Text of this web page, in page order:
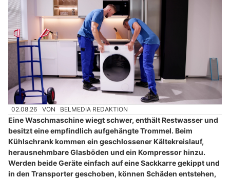
02.08.26 VON BELMEDIA REDAKTION
Eine Waschmaschine wiegt schwer, enthält Restwasser und
besitzt eine empfindlich aufgehängte Trommel. Beim
Kühlschrank kommen ein geschlossener Kältekreislauf,
herausnehmbare Glasböden und ein Kompressor hinzu.
Werden beide Geräte einfach auf eine Sackkarre gekippt und
in den Transporter geschoben, können Schäden entstehen,